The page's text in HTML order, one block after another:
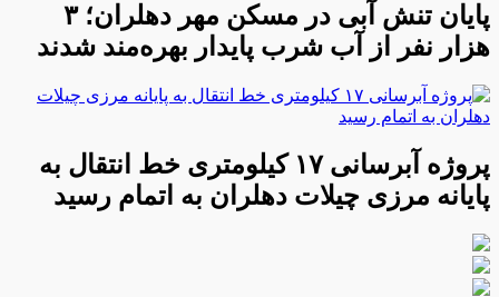
پایان تنش آبی در مسکن مهر دهلران؛ ۳
هزار نفر از آب شرب پایدار بهره‌مند شدند
پروژه آبرسانی ۱۷ کیلومتری خط انتقال به
پایانه مرزی چیلات دهلران به اتمام رسید